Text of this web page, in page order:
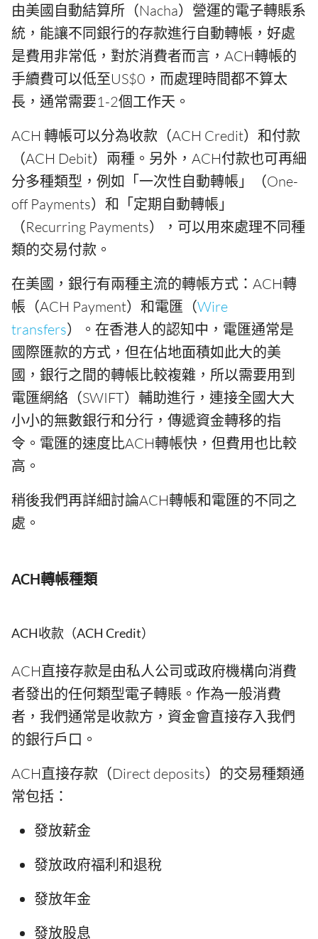
由美國自動結算所（Nacha）營運的電子轉賬系
統，能讓不同銀行的存款進行自動轉帳，好處
是費用非常低，對於消費者而言，ACH轉帳的
手續費可以低至US$0，而處理時間都不算太
長，通常需要1-2個工作天。
ACH 轉帳可以分為收款（ACH Credit）和付款
（ACH Debit）兩種。另外，ACH付款也可再細
分多種類型，例如「一次性自動轉帳」（One-
off Payments）和「定期自動轉帳」
（Recurring Payments），可以用來處理不同種
類的交易付款。
在美國，銀行有兩種主流的轉帳方式：ACH轉
帳（ACH Payment）和電匯（Wire
transfers）。在香港人的認知中，電匯通常是
國際匯款的方式，但在佔地面積如此大的美
國，銀行之間的轉帳比較複雜，所以需要用到
電匯網絡（SWIFT）輔助進行，連接全國大大
小小的無數銀行和分行，傳遞資金轉移的指
令。電匯的速度比ACH轉帳快，但費用也比較
高。
稍後我們再詳細討論ACH轉帳和電匯的不同之
處。
ACH轉帳種類
ACH收款（ACH Credit）
ACH直接存款是由私人公司或政府機構向消費
者發出的任何類型電子轉賬。作為一般消費
者，我們通常是收款方，資金會直接存入我們
的銀行戶口。
ACH直接存款（Direct deposits）的交易種類通
常包括：
發放薪金
發放政府福利和退稅
發放年金
發放股息